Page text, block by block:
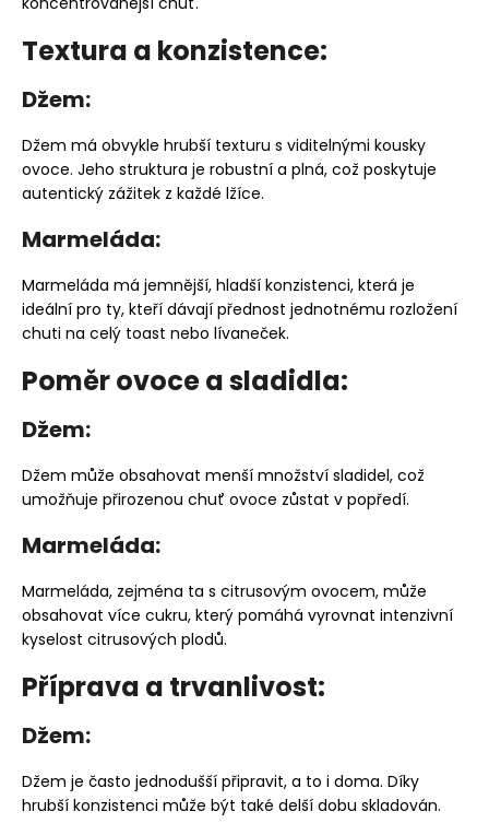
Textura a konzistence:
Džem:
Džem má obvykle hrubší texturu s viditelnými kousky
ovoce. Jeho struktura je robustní a plná, což poskytuje
autentický zážitek z každé lžíce.
Marmeláda:
Marmeláda má jemnější, hladší konzistenci, která je
ideální pro ty, kteří dávají přednost jednotnému rozložení
chuti na celý toast nebo lívaneček.
Poměr ovoce a sladidla:
Džem:
Džem může obsahovat menší množství sladidel, což
umožňuje přirozenou chuť ovoce zůstat v popředí.
Marmeláda:
Marmeláda, zejména ta s citrusovým ovocem, může
obsahovat více cukru, který pomáhá vyrovnat intenzivní
kyselost citrusových plodů.
Příprava a trvanlivost:
Džem:
Džem je často jednodušší připravit, a to i doma. Díky
hrubší konzistenci může být také delší dobu skladován.